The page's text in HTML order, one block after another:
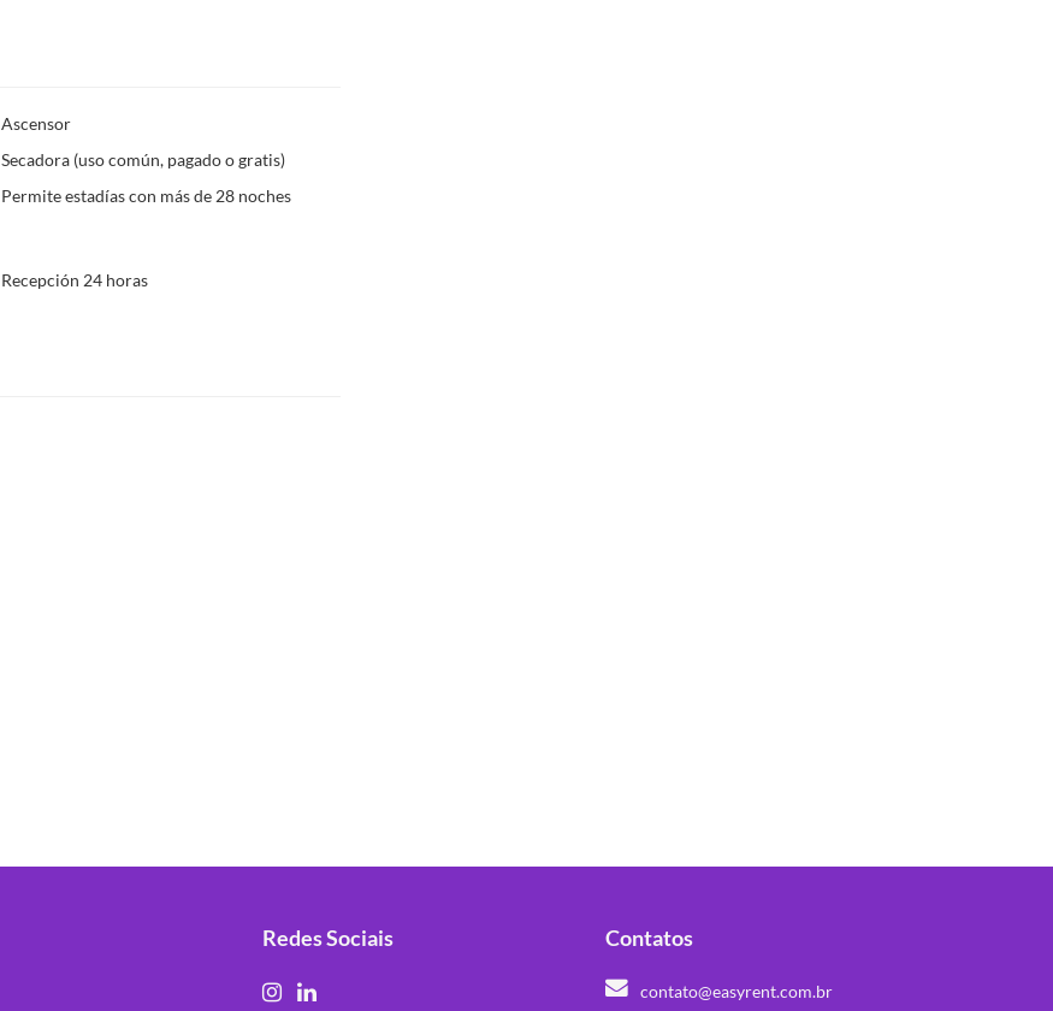
Ascensor
Secadora (uso común, pagado o gratis)
Permite estadías con más de 28 noches
Recepción 24 horas
Redes Sociais Contatos
contato@easyrent.com.br